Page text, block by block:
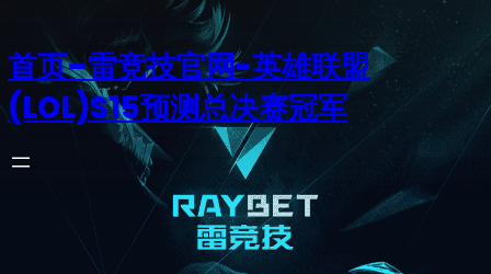
首页–雷竞技官网-英雄联盟
(LOL)S15预测总决赛冠军